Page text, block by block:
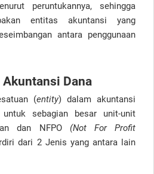
peruntukannya, sehingga
entitas akuntansi yang
antara penggunaan
Akuntansi Dana
(entity) dalam akuntansi
sebagian besar unit-unit
dan NFPO (Not For Profit
dari 2 Jenis yang antara lain